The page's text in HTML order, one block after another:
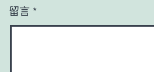
留言 *